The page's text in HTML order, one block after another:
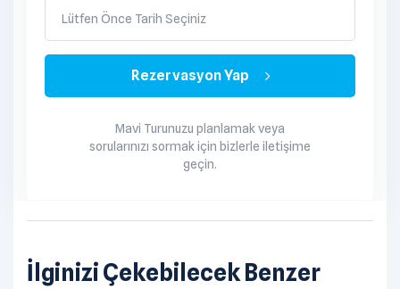
dilediğiniz şekilde temin edip tekneye getirebilirsiniz.
yapılmaktadır. Kumanya listesi hazırlanırken tekne
personeli de dikkate alınır.
Lütfen Önce Tarih Seçiniz
Rezervasyon Yap
Mavi Turunuzu planlamak veya
sorularınızı sormak için bizlerle iletişime
geçin.
İlginizi Çekebilecek Benzer